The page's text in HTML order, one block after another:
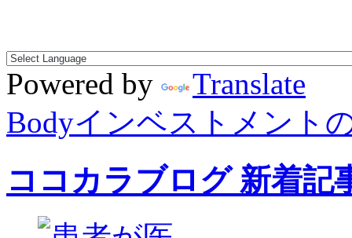
Powered by
Translate
Bodyインベストメント
ココカラブログ 新着記